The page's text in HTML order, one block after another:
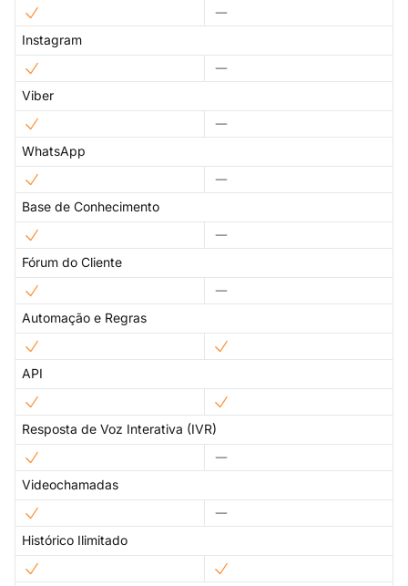
Instagram
Viber
WhatsApp
Base de Conhecimento
Fórum do Cliente
Automação e Regras
API
Resposta de Voz Interativa (IVR)
Videochamadas
Histórico Ilimitado